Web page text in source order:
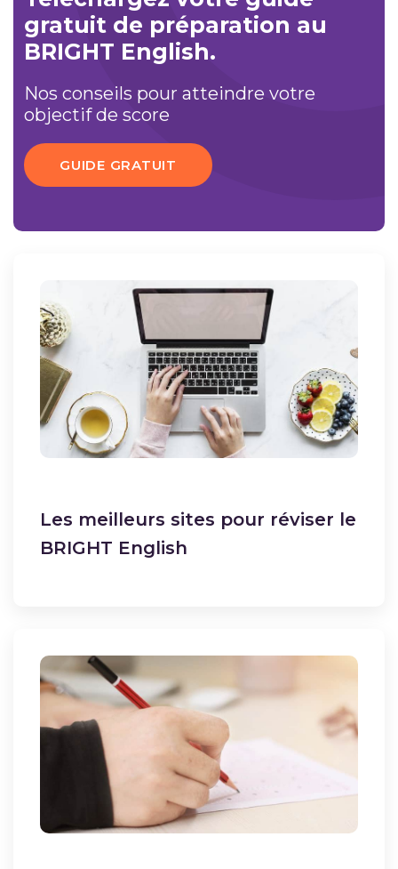
gratuit de préparation au
BRIGHT English.
Nos conseils pour atteindre votre
objectif de score
GUIDE GRATUIT
Les meilleurs sites pour réviser le
BRIGHT English